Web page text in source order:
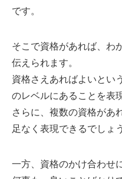
です。
そこで資格があれば、わ
伝えられます。
資格さえあればよいとい
のレベルにあることを表
さらに、複数の資格があ
足なく表現できるでしょ
一方、資格のかけ合わせ